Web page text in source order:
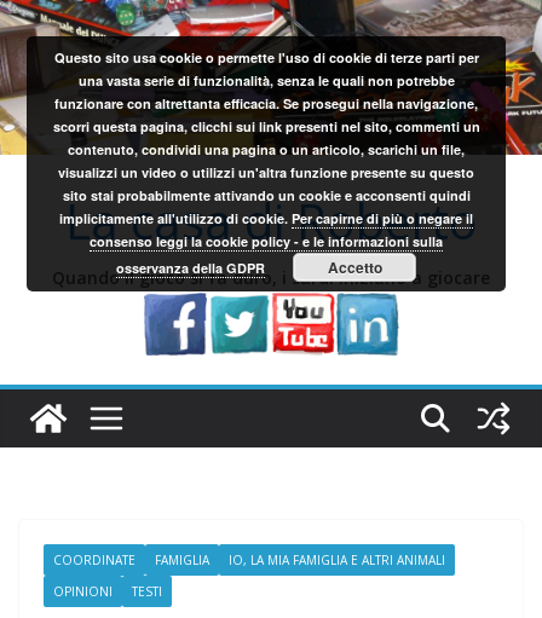
Salta
al
contenuto
La casa di Roberto
Quando il gioco si fa duro, i sardi iniziano a giocare
COORDINATE FAMIGLIA
IO, LA MIA FAMIGLIA E ALTRI ANIMALI
OPINIONI
TESTI
Questo sito usa cookie o permette l'uso di cookie di terze parti per
una vasta serie di funzionalità, senza le quali non potrebbe
funzionare con altrettanta efficacia. Se prosegui nella navigazione,
scorri questa pagina, clicchi sui link presenti nel sito, commenti un
contenuto, condividi una pagina o un articolo, scarichi un file,
visualizzi un video o utilizzi un'altra funzione presente su questo
sito stai probabilmente attivando un cookie e acconsenti quindi
implicitamente all'utilizzo di cookie.Per capirne di più o negare il
consenso leggi la cookie policy - e le informazioni sulla
osservanza della GDPR
Accetto